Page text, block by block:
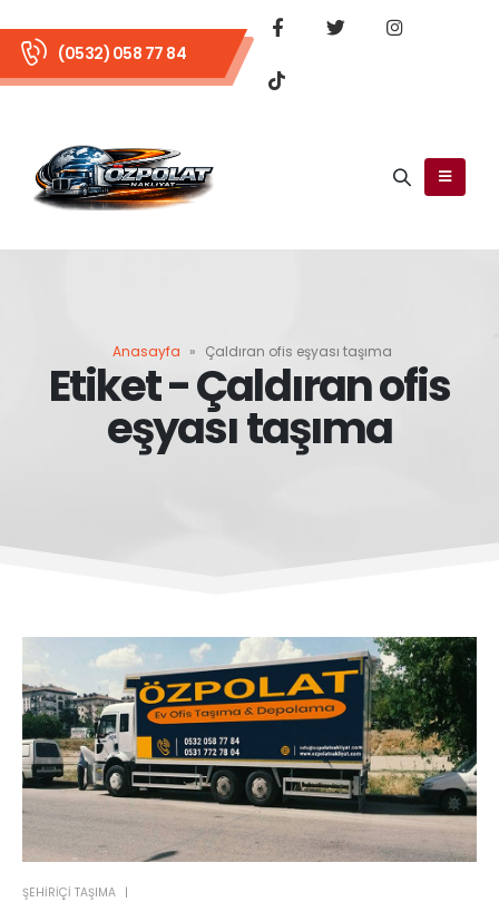
(0532) 058 77 84
Anasayfa » Çaldıran ofis eşyası taşıma
Etiket - Çaldıran ofis
eşyası taşıma
ŞEHIRIÇI TAŞIMA